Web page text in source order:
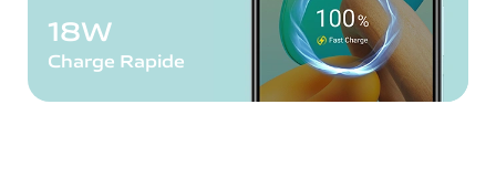
Charge Rapide
18W